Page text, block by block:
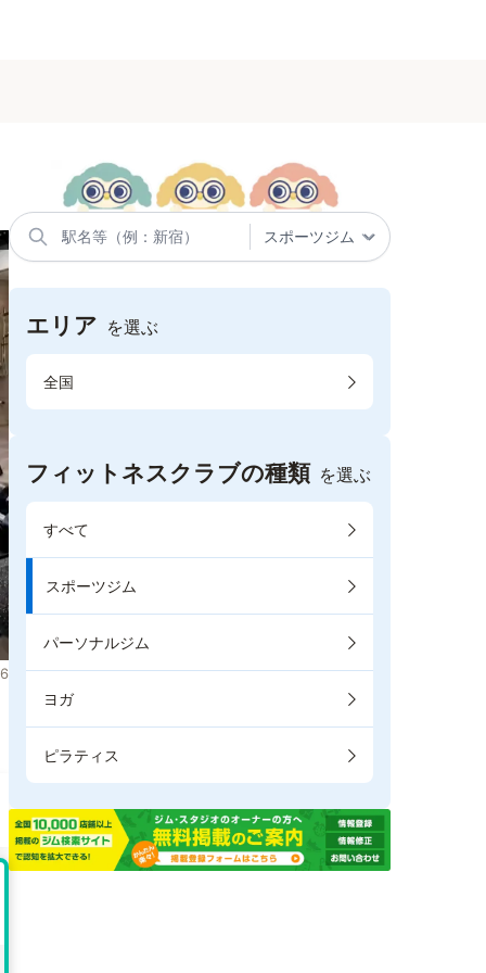
エリア を選ぶ
全国
フィットネスクラブの種類 を選ぶ
すべて
スポーツジム
パーソナルジム
ヨガ
ピラティス